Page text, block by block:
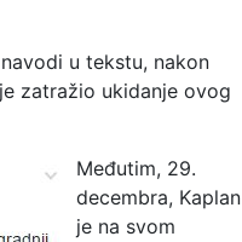
u tekstu, nakon
zatražio ukidanje ovog
Međutim, 29.
decembra, Kaplan
je na svom